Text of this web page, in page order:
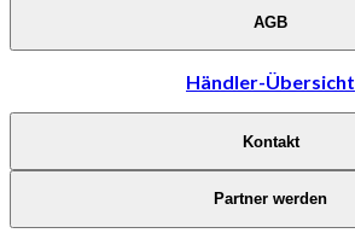
AGB
Händler-Übersicht
Kontakt
Partner werden